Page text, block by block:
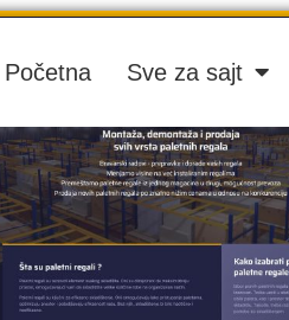
Početna Sve za sajt